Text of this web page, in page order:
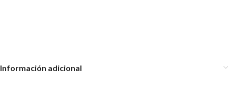
Información adicional